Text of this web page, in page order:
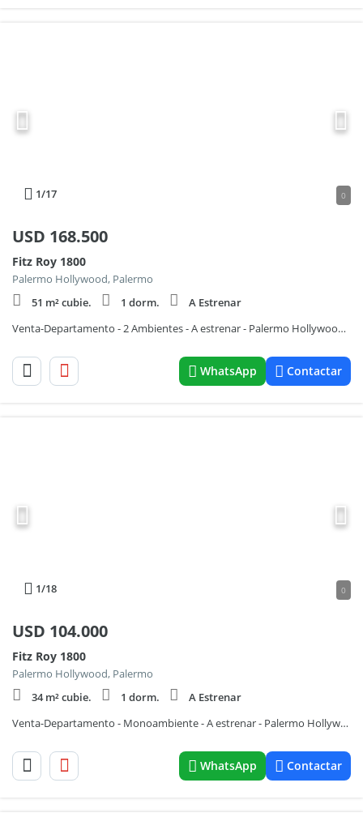
1/17 0
USD 168.500
Fitz Roy 1800
Palermo Hollywood, Palermo
51 m² cubie.
1 dorm.
A Estrenar
Venta-Departamento - 2 Ambientes - A estrenar - Palermo Hollywood - Balcón - Terraza
WhatsApp Contactar
1/18 0
USD 104.000
Fitz Roy 1800
Palermo Hollywood, Palermo
34 m² cubie.
1 dorm.
A Estrenar
Venta-Departamento - Monoambiente - A estrenar - Palermo Hollywood - Balcón
WhatsApp Contactar